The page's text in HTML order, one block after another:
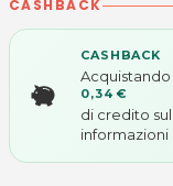
CASHBACK
CASHBACK
0,34 €
di credito
informazioni